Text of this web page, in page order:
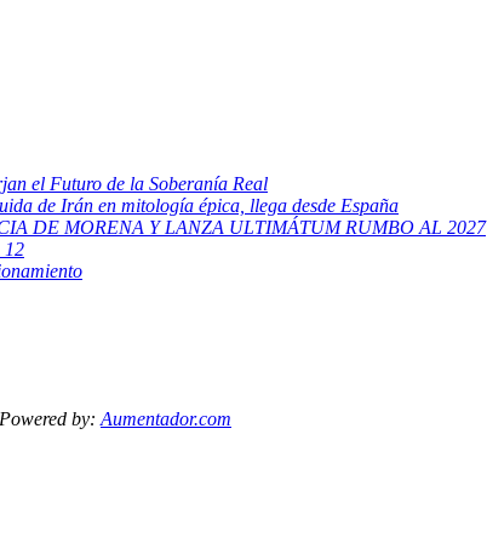
el Futuro de la Soberanía Real
de Irán en mitología épica, llega desde España
DE MORENA Y LANZA ULTIMÁTUM RUMBO AL 2027
12
by: Aumentador.com